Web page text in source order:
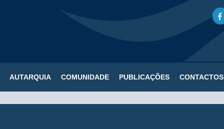
AUTARQUIA COMUNIDADE PUBLICAÇÕES CONTACTOS